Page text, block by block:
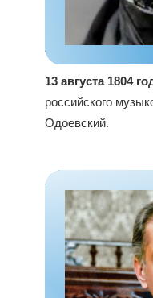
13 августа 1804
российского
Одоевский.